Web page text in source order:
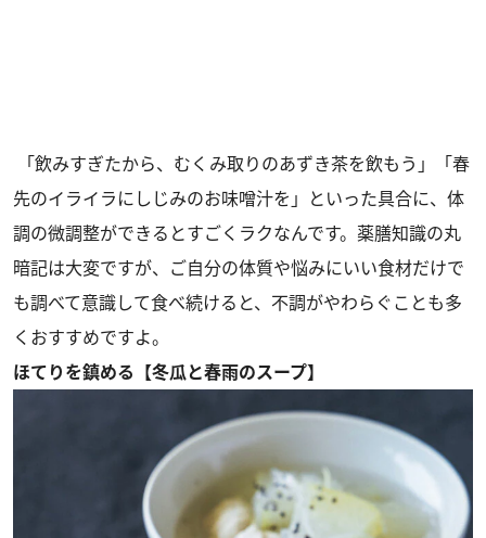
「飲みすぎたから、むくみ取りのあずき茶を飲もう」「春
先のイライラにしじみのお味噌汁を」といった具合に、体
調の微調整ができるとすごくラクなんです。薬膳知識の丸
暗記は大変ですが、ご自分の体質や悩みにいい食材だけで
も調べて意識して食べ続けると、不調がやわらぐことも多
くおすすめですよ。
ほてりを鎮める【冬瓜と春雨のスープ】